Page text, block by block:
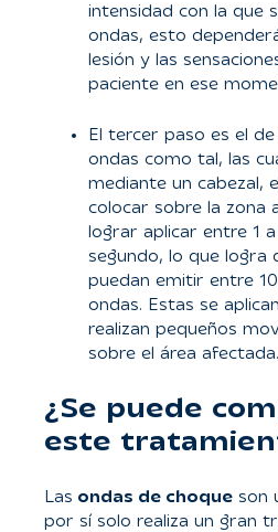
intensidad con la que
ondas, esto
lesión y las
paciente en ese
El tercer paso es el
ondas como tal, las
mediante un cabezal,
colocar sobre la zona
lograr aplicar entre 1
segundo, lo que logra
puedan emitir entre
ondas. Estas se
realizan pequeños
sobre el área
¿Se puede
este
Las ondas de choque son
por sí solo realiza un gran